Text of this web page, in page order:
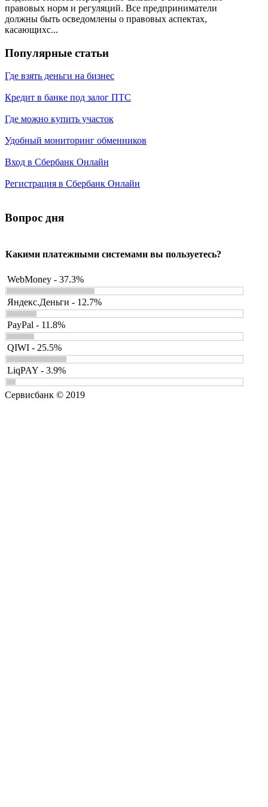
правовых норм и регуляций. Все предприниматели
должны быть осведомлены о правовых аспектах,
касающихс...
Популярные статьи
Где взять деньги на бизнес
Кредит в банке под залог ПТС
Где можно купить участок
Удобный мониторинг обменников
Вход в Сбербанк Онлайн
Регистрация в Сбербанк Онлайн
Вопрос дня
Какими платежными системами вы пользуетесь?
WebMoney - 37.3%
Яндекс.Деньги - 12.7%
PayPal - 11.8%
QIWI - 25.5%
LiqPAY - 3.9%
Сервисбанк © 2019